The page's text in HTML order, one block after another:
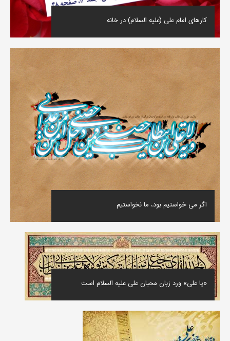
کارهای امام علی (علیه السلام) در خانه
اگر می خواستیم بود، ما نخواستیم
«یا علی» ورد زبان محبان علی علیه السلام است